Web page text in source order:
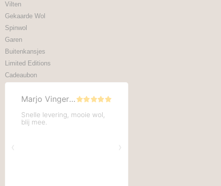
Vilten
Gekaarde Wol
Spinwol
Garen
Buitenkansjes
Limited Editions
Cadeaubon